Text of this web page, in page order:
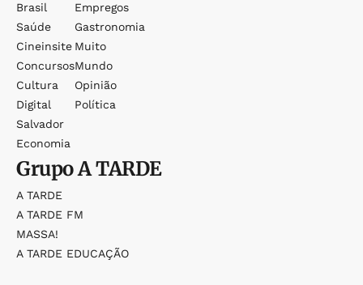
Brasil
Saúde
Cineinsite
Concursos
Cultura
Digital
Salvador
Economia
Empregos
Gastronomia
Muito
Mundo
Opinião
Política
GrupoA TARDE
A TARDE
A TARDE FM
MASSA!
A TARDE EDUCAÇÃO